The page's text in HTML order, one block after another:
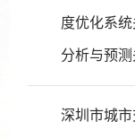
度优化系
分析与预
深圳市城